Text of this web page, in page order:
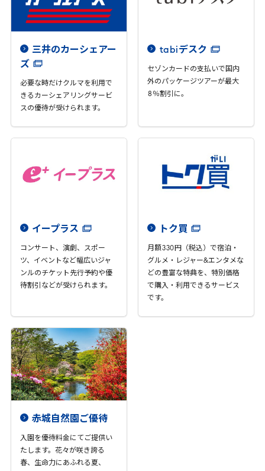
三井のカーシェアー
ズ
必要な時だけクルマを利用で
きるカーシェアリングサービ
スの優待が受けられます。
tabiデスク
セゾンカードの支払いで国内
外のパッケージツアーが最大
8 ％割引に。
イープラス
コンサート、演劇、スポー
ツ、イベントなど幅広いジャ
ンルのチケット先行予約や優
待割引などが受けられます。
トク買
月額330 円（税込）で宿泊・
グルメ・レジャー&エンタメな
どの豊富な特典を、特別価格
で購入・利用できるサービス
です。
赤城自然園ご優待
入園を優待料金にてご提供い
たします。花々が咲き誇る
春、生命力にあふれる夏、